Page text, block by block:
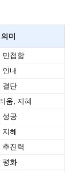
미
민첩함
인내
결단
움, 지혜
성공
지혜
추진력
평화